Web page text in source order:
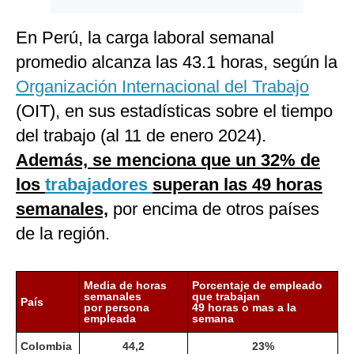
En Perú, la carga laboral semanal
promedio alcanza las 43.1 horas, según la
Organización Internacional del Trabajo
(OIT), en sus estadísticas sobre el tiempo
del trabajo (al 11 de enero 2024).
Además, se menciona que un 32% de
los trabajadores superan las 49 horas
semanales, por encima de otros países
de la región.
País
Media de horas
semanales
por persona
empleada
Porcentaje de empleado
que trabajan
49 horas o mas a la
semana
Colombia 44,2 23%